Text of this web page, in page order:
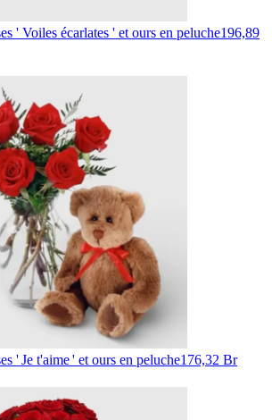
' Voiles écarlates ' et ours en peluche196,89
' Je t'aime ' et ours en peluche176,32 Br